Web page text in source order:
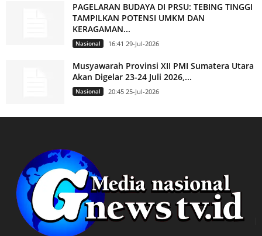
PAGELARAN BUDAYA DI PRSU: TEBING TINGGI
TAMPILKAN POTENSI UMKM DAN
KERAGAMAN...
Nasional 16:41 29-Jul-2026
Musyawarah Provinsi XII PMI Sumatera Utara
Akan Digelar 23-24 Juli 2026,...
Nasional 20:45 25-Jul-2026